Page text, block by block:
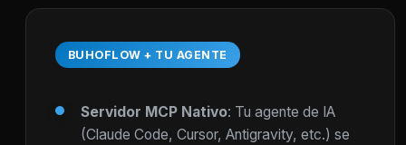
BUHOFLOW + TU AGENTE
Servidor MCP Nativo: Tu agente de IA
(Claude Code, Cursor, Antigravity, etc.) se